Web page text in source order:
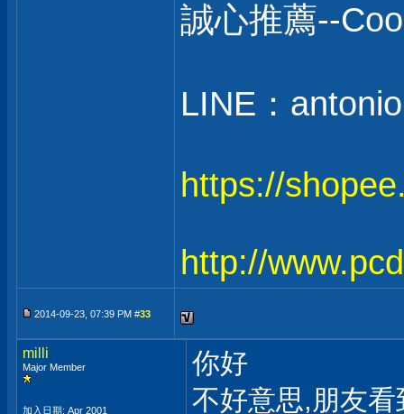
誠心推薦--
LINE：
https://
http://
2014-09-23, 07:39 PM #33
milli
Major Member
加入日期: Apr 2001
你好
不好意思,朋友看